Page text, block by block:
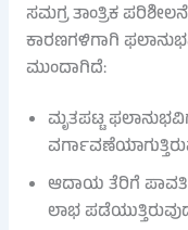
ಸಮಗ್ರ ತಾಂತ್ರಿಕ
ಕಾರಣಗಳಿಗಾಗಿ
ಮುಂದಾಗಿದೆ:
ಮೃತಪಟ್ಟ
ಆದಾಯ ತೆರಿಗೆ
ಲಾಭ